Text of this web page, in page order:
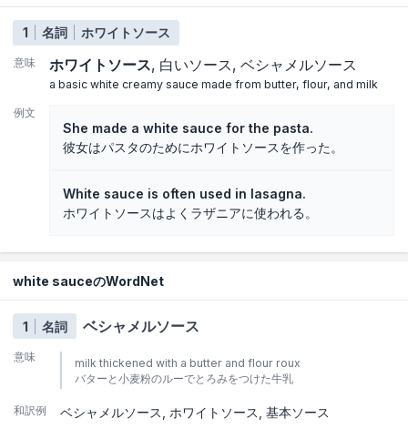
1 名詞 ホワイトソース
意味 ホワイトソース 白いソース ベシャメルソース
a basic white creamy sauce made from butter, flour, and milk
例文
She made a white sauce for the pasta.
彼女はパスタのためにホワイトソースを作った。
White sauce is often used in lasagna.
ホワイトソースはよくラザニアに使われる。
white sauceのWordNet
1 名詞 ベシャメルソース
意味
milk thickened with a butter and flour roux
バターと小麦粉のルーでとろみをつけた牛乳
和訳例 ベシャメルソース ホワイトソース 基本ソース